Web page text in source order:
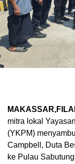
mitra lokal
(YKPM)
Campbell, Duta
ke Pulau